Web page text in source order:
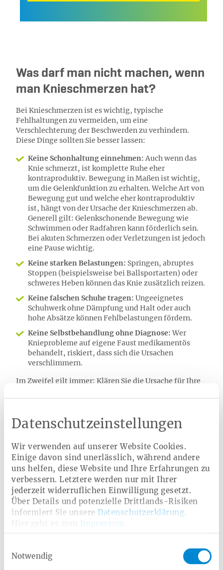
Datenschutzeinstellungen
Wir verwenden auf unserer Website Cookies.
Einige davon sind unerlässlich, während andere
uns helfen, diese Website und Ihre Erfahrungen zu
verbessern. Letztere werden nur mit Ihrer
jederzeit widerruflichen Einwilligung gesetzt.
Über Details und potenzielle Drittlands-Risiken
informiert Sie unsere Datenschutzerklärung.
Impressum
Notwendig
Was darf man nicht machen, wenn
man Knieschmerzen hat?
Bei Knieschmerzen ist es wichtig, typische
Fehlhaltungen zu vermeiden, um eine
Verschlechterung der Beschwerden zu verhindern.
Diese Dinge sollten Sie besser lassen:
Keine Schonhaltung einnehmen:Auch wenn das
Knie schmerzt, ist komplette Ruhe eher
kontraproduktiv. Bewegung in Maßen ist wichtig,
um die Gelenkfunktion zu erhalten. Welche Art von
Bewegung gut und welche eher kontraproduktiv
ist, hängt von der Ursache der Knieschmerzen ab.
Generell gilt: Gelenkschonende Bewegung wie
Schwimmen oder Radfahren kann förderlich sein.
Bei akuten Schmerzen oder Verletzungen ist jedoch
eine Pause wichtig.
Keine starken Belastungen: Springen, abruptes
Stoppen (beispielsweise bei Ballsportarten) oder
schweres Heben können das Knie zusätzlich reizen.
Keine falschen Schuhe tragen: Ungeeignetes
Schuhwerk ohne Dämpfung und Halt oder auch
hohe Absätze können Fehlbelastungen fördern.
Keine Selbstbehandlung ohne Diagnose:Wer
Knieprobleme auf eigene Faust medikamentös
behandelt, riskiert, dass sich die Ursachen
verschlimmern.
Im Zweifel gilt immer: Klären Sie die Ursache für Ihre
Knieschmerzen vorbeugen: So
halten Sie Ihre Knie gesund
Bleiben Sie in Bewegung
Regelmäßige, gelenkschonende Bewegung ist
essenziell, um die Kniemuskulatur zu stärken und die
Knorpelversorgung zu fördern. Besonders folgende
Oberschenkelvorderseite (Quadrizeps):
Dieser